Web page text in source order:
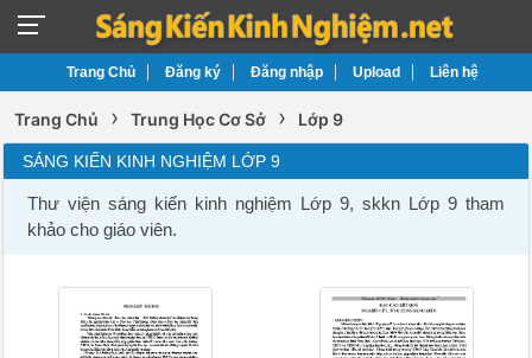
Trang Chủ Đăng ký Đăng nhập Upload Liên hệ
Trang Chủ › Trung Học Cơ Sở › Lớp 9
SÁNG KIẾN KINH NGHIỆM LỚP 9
Thư viện sáng kiến kinh nghiệm Lớp 9, skkn Lớp 9 tham
khảo cho giáo viên.